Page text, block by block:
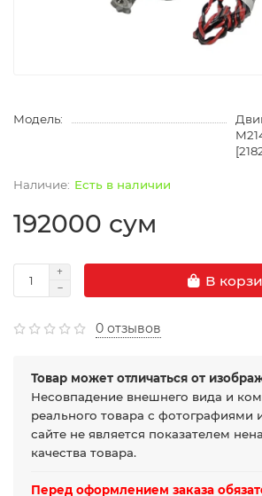
Модель:
Есть в наличии
192000 сум
В
0 отзывов
Товар может отличаться от
Несовпадение внешнего вида и
реального товара с фотографиями
сайте не является показателем
качества товара.
Перед оформлением заказа